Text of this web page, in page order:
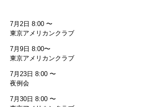
7月2日 8:00 〜
東京アメリカンクラブ
7月9日 8:00〜
東京アメリカンクラブ
7月23日 8:00 〜
夜例会
7月30日 8:00 〜